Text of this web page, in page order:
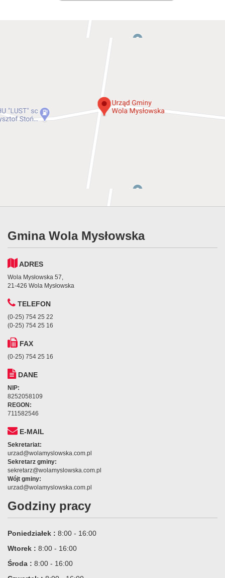
Gmina Wola Mysłowska
ADRES
Wola Mysłowska 57,
21-426 Wola Mysłowska
TELEFON
(0-25) 754 25 22
(0-25) 754 25 16
FAX
(0-25) 754 25 16
DANE
NIP:
8252058109
REGON:
711582546
E-MAIL
Sekretariat:
urzad@wolamyslowska.com.pl
Sekretarz gminy:
sekretarz@wolamyslowska.com.pl
Wójt gminy:
urzad@wolamyslowska.com.pl
Godziny pracy
Poniedziałek : 8:00 - 16:00
Wtorek : 8:00 - 16:00
Środa : 8:00 - 16:00